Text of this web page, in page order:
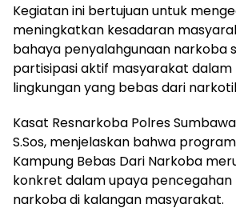
Kegiatan ini bertujuan untuk
meningkatkan kesadaran
bahaya penyalahgunaan narkoba
partisipasi aktif masyarakat
lingkungan yang bebas dari
Kasat Resnarkoba Polres
S.Sos, menjelaskan bahwa
Kampung Bebas Dari Narkoba
konkret dalam upaya
narkoba di kalangan masyarakat.